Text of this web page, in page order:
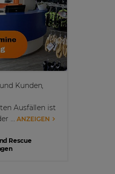
Kunden,
Ausfällen ist
...ANZEIGEN
Rescue